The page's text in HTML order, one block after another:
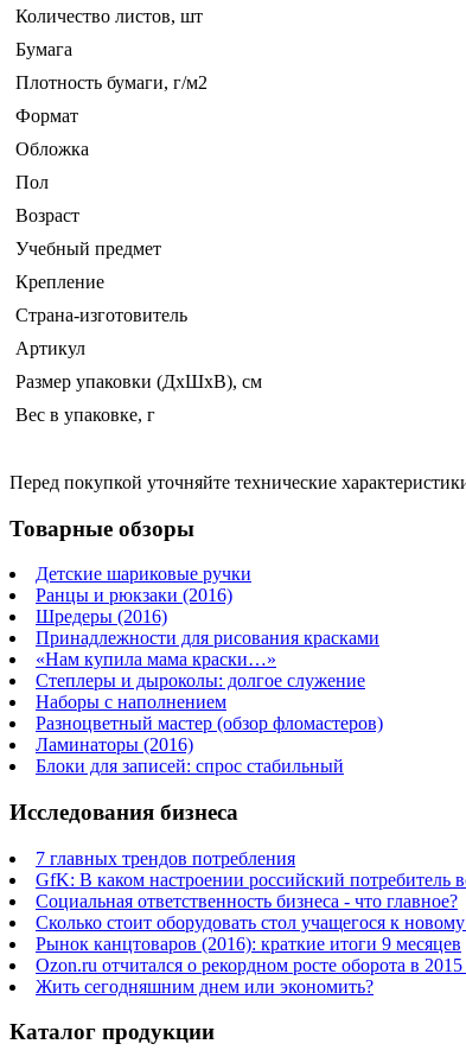
Количество листов, шт
Бумага
Плотность бумаги, г/м2
Формат
Обложка
Пол
Возраст
Учебный предмет
Крепление
Страна-изготовитель
Артикул
Размер упаковки (ДхШхВ), см
Вес в упаковке, г
Перед покупкой уточняйте технические
Товарные обзоры
Детские шариковые ручки
Ранцы и рюкзаки (2016)
Шредеры (2016)
Принадлежности для рисования красками
«Нам купила мама краски…»
Степлеры и дыроколы: долгое служение
Наборы с наполнением
Разноцветный мастер (обзор фломастеров)
Ламинаторы (2016)
Блоки для записей: спрос стабильный
Исследования бизнеса
7 главных трендов потребления
GfK: В каком настроении российский потребитель
Социальная ответственность бизнеса - что главное?
Сколько стоит оборудовать стол учащегося к
Рынок канцтоваров (2016): краткие итоги 9 месяцев
Ozon.ru отчитался о рекордном росте оборота в
Жить сегодняшним днем или экономить?
Каталог продукции